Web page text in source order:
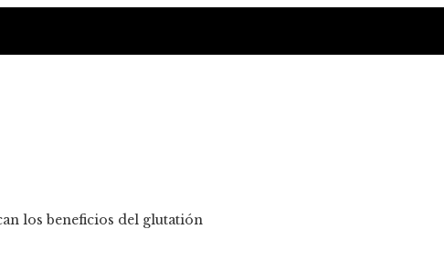
los beneficios del glutatión